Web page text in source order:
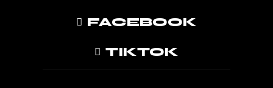
FACEBOOK
TIKTOK